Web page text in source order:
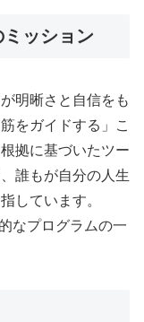
ッション
明晰さと自信をも
をガイドする」こ
拠に基づいたツー
誰もが自分の人生
しています。
なプログラムの一